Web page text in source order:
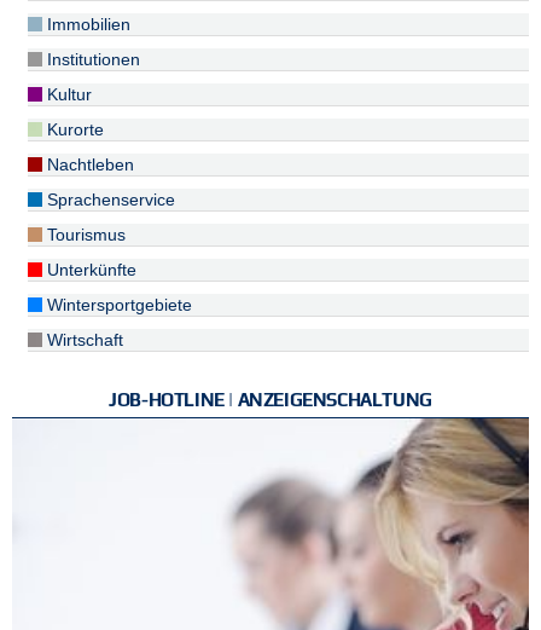
Immobilien
Institutionen
Kultur
Kurorte
Nachtleben
Sprachenservice
Tourismus
Unterkünfte
Wintersportgebiete
Wirtschaft
JOB-HOTLINE | ANZEIGENSCHALTUNG